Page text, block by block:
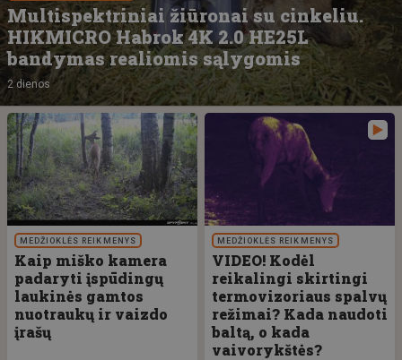
Multispektriniai žiūronai su cinkeliu.
HIKMICRO Habrok 4K 2.0 HE25L
bandymas realiomis sąlygomis
2 dienos
MEDŽIOKLĖS REIKMENYS
Kaip miško kamera
padaryti įspūdingų
laukinės gamtos
nuotraukų ir vaizdo
įrašų
MEDŽIOKLĖS REIKMENYS
VIDEO! Kodėl
reikalingi skirtingi
termovizoriaus spalvų
režimai? Kada naudoti
baltą, o kada
vaivorykštės?